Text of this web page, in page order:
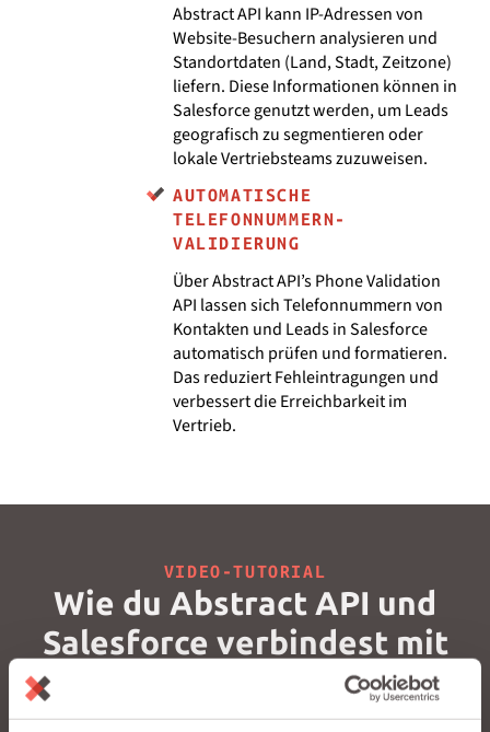
Abstract API kann IP-Adressen von
Website-Besuchern analysieren und
Standortdaten (Land, Stadt, Zeitzone)
liefern. Diese Informationen können in
Salesforce genutzt werden, um Leads
geografisch zu segmentieren oder
lokale Vertriebsteams zuzuweisen.
AUTOMATISCHE
TELEFONNUMMERN-
VALIDIERUNG
Über Abstract API’s Phone Validation
API lassen sich Telefonnummern von
Kontakten und Leads in Salesforce
automatisch prüfen und formatieren.
Das reduziert Fehleintragungen und
verbessert die Erreichbarkeit im
Vertrieb.
VIDEO-TUTORIAL
Wie du Abstract API und
Salesforce verbindest mit